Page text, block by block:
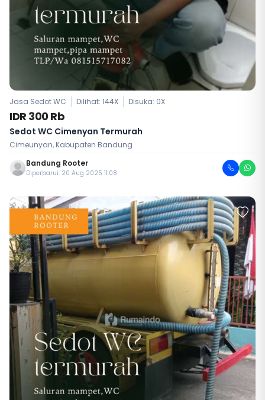
Jasa Sedot WC Dilihat: 144X Disuka: 0X
IDR 300 Rb
Sedot WC Cimenyan Termurah
Cimeunyan, Kabupaten Bandung
Bandung Rooter
Diperbarui: 20 Aug 2025 11:08